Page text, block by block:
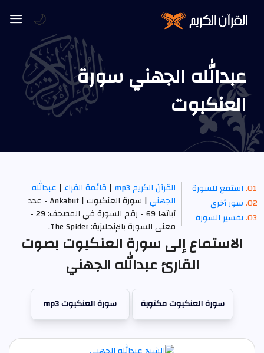
عبدالله الجهني سورة
العنكبوت
استمع للسورة
سور أخرى
تفسير السورة
القرآن الكريم mp3 | قائمة القراء| عبدالله
الجهني
| سورة العنكبوت | Ankabut - عدد
آياتها 69 - رقم السورة في المصحف: 29 -
معنى السورة بالإنجليزية: The Spider.
الاستماع إلى سورة العنكبوت بصوت
القارئ عبدالله الجهني
سورة العنكبوت مكتوبة سورة العنكبوت mp3
🌙